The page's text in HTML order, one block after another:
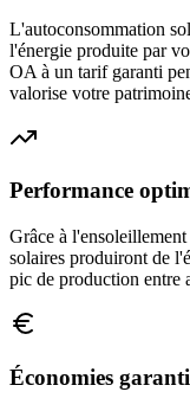
L'autoconsommation
l'énergie produite par
OA à un tarif garanti
valorise votre
Performance
Grâce à l'ensoleillement
solaires produiront de
pic de production entre
Économies